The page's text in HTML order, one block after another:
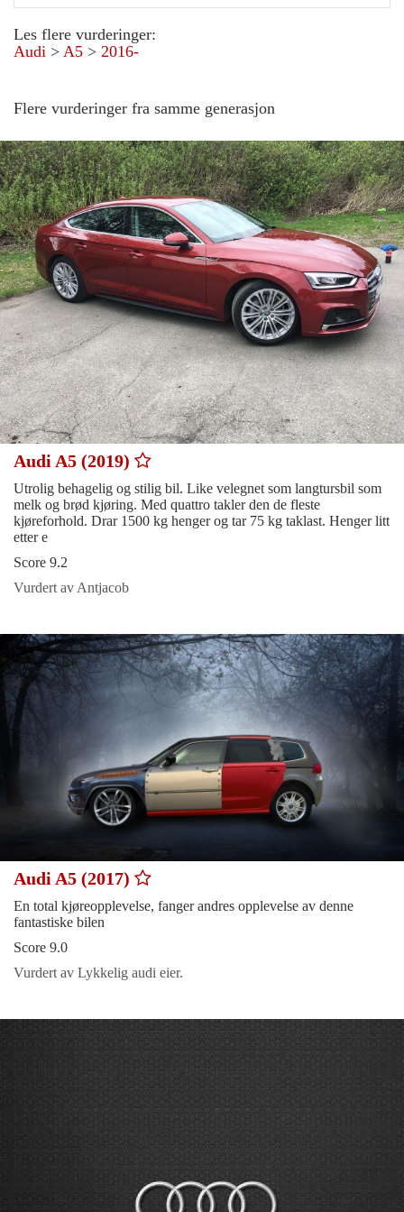
Les flere vurderinger:
Audi > A5 > 2016-
Flere vurderinger fra samme generasjon
Audi A5 (2019)
Utrolig behagelig og stilig bil. Like velegnet som langtursbil som
melk og brød kjøring. Med quattro takler den de fleste
kjøreforhold. Drar 1500 kg henger og tar 75 kg taklast. Henger litt
etter e
Score 9.2
Vurdert av Antjacob
Audi A5 (2017)
En total kjøreopplevelse, fanger andres opplevelse av denne
fantastiske bilen
Score 9.0
Vurdert av Lykkelig audi eier.